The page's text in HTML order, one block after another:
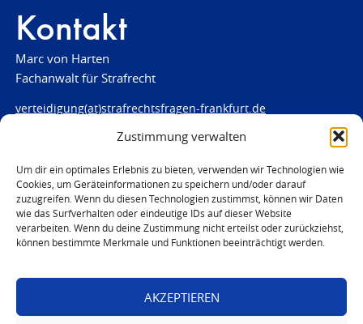
Zustimmung verwalten
Um dir ein optimales Erlebnis zu bieten, verwenden wir Technologien wie
Cookies, um Geräteinformationen zu speichern und/oder darauf
zuzugreifen. Wenn du diesen Technologien zustimmst, können wir Daten
wie das Surfverhalten oder eindeutige IDs auf dieser Website
verarbeiten. Wenn du deine Zustimmung nicht erteilst oder zurückziehst,
können bestimmte Merkmale und Funktionen beeinträchtigt werden.
AKZEPTIEREN
Kontakt
Marc von Harten
Fachanwalt für Strafrecht
verteidigung(at)strafrechtsfragen-frankfurt.de
www.strafrechtsfragen-frankfurt.de
Louisenstraße 84
61348 Bad Homburg
Telefon:06172 - 66 28 00
Telefax: 06172 - 66 28 01
0171 - 691 67 67